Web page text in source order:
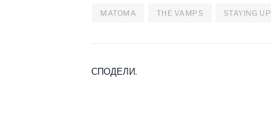
MATOMA THE VAMPS STAYING UP
СПОДЕЛИ.